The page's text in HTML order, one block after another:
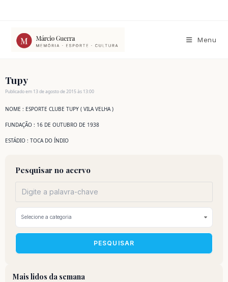
conteúdo
Menu
Tupy
Publicado em 13 de agosto de 2015 às 13:00
NOME : ESPORTE CLUBE TUPY ( VILA VELHA )
FUNDAÇÃO : 16 DE OUTUBRO DE 1938
ESTÁDIO : TOCA DO ÍNDIO
Pesquisar no acervo
PESQUISAR
Mais lidos da semana